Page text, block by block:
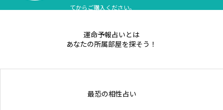
てからご購入ください。
運命予報占いとは
あなたの所属部屋を探そう！
最恐の相性占い